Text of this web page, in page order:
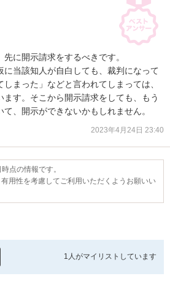
に開示請求をするべきです。
に当該知人が自白しても、裁判になって
しまった」などと言われてしまっては、
す。そこから開示請求をしても、もう
、開示ができないかもしれません。
2023年4月24日 23:40
点の情報です。
用性を考慮してご利用いただくようお願いい
1人がマイリストしています